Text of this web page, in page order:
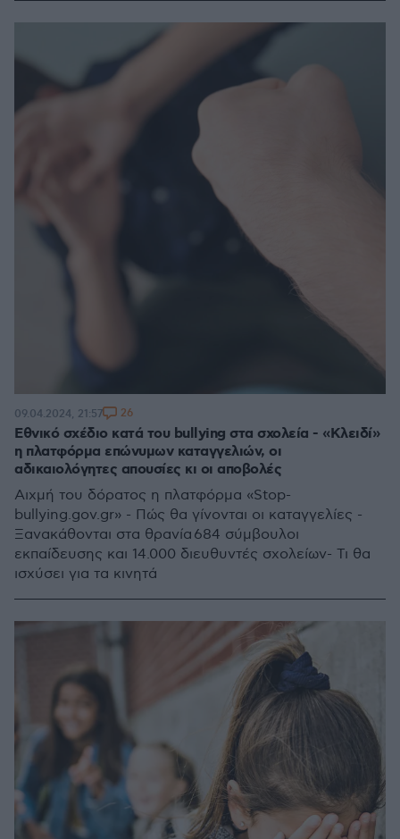
Εθνικό σχέδιο κατά του bullying στα σχολεία - «Κλειδί»
η πλατφόρμα επώνυμων καταγγελιών, οι
αδικαιολόγητες απουσίες κι οι αποβολές
Αιχμή του δόρατος η πλατφόρμα «Stop-
bullying.gov.gr» - Πώς θα γίνονται οι καταγγελίες -
Ξανακάθονται στα θρανία 684 σύμβουλοι
εκπαίδευσης και 14.000 διευθυντές σχολείων- Τι θα
ισχύσει για τα κινητά
09.04.2024, 21:57 26